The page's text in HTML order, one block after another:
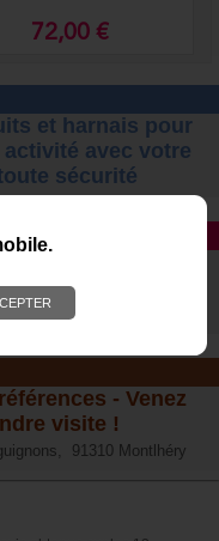
72,00 €
et harnais pour
avec votre
sécurité
aux USA
exclusif en France
- Venez
visite !
91310 Montlhéry